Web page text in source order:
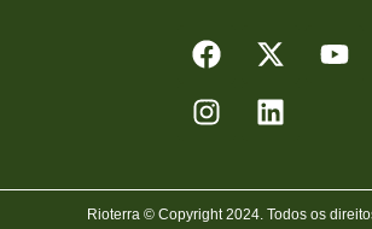
Rioterra © Copyright 2024. Todos os